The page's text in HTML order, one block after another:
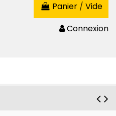
Panier / Vide
Connexion